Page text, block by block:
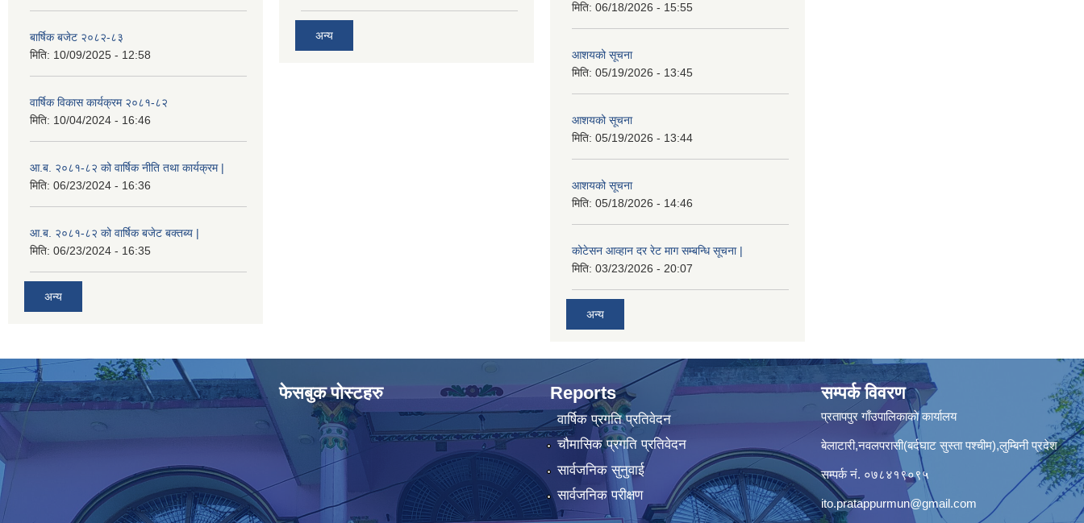
बार्षिक बजेट २०८२-८३
मिति: 10/09/2025 - 12:58
वार्षिक विकास कार्यक्रम २०८१-८२
मिति: 10/04/2024 - 16:46
आ.ब. २०८१-८२ को वार्षिक नीति तथा कार्यक्रम |
मिति: 06/23/2024 - 16:36
आ.ब. २०८१-८२ को वार्षिक बजेट बक्तब्य |
मिति: 06/23/2024 - 16:35
अन्य
अन्य
मिति: 06/18/2026 - 15:55
आशयको सूचना
मिति: 05/19/2026 - 13:45
आशयको सूचना
मिति: 05/19/2026 - 13:44
आशयको सूचना
मिति: 05/18/2026 - 14:46
कोटेसन आव्हान दर रेट माग सम्बन्धि सूचना |
मिति: 03/23/2026 - 20:07
अन्य
फेसबुक पोस्टहरु Reports
वार्षिक प्रगति प्रतिवेदन
चौमासिक प्रगति प्रतिवेदन
सार्वजनिक सुनुवाई
सार्वजनिक परीक्षण
सम्पर्क विवरण
प्रतापपुर गाँउपालिकाकाे कार्यालय
बेलाटारी,नवलपरासी(बर्दघाट सुस्ता पश्चीम),लुम्बिनी प्रदेश
सम्पर्क नं. ०७८४१९०९५
ito.pratappurmun@gmail.com